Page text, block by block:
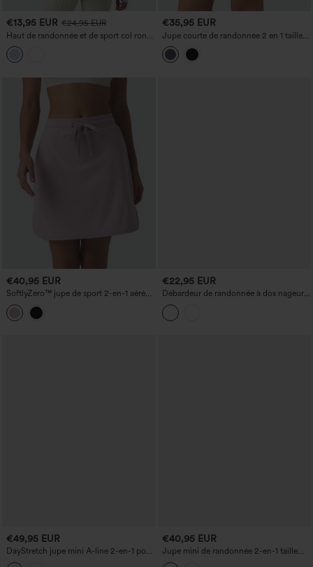
€13,95 EUR €24,95 EUR
Haut de randonnée et de sport col rond,
manches longues avec passe-pouce,
toucher frais — UPF40+
€35,95 EUR
Jupe courte de randonnée 2 en 1 taille
haute à ourlet arrondi avec poches
€40,95 EUR
SoftlyZero™ jupe de sport 2-en-1 aérée,
taille mi-haute, cordon de serrage,
ourlet arrondi, tissu au toucher frais,
avec poches
€22,95 EUR
Débardeur de randonnée à dos nageur
avec ourlet
€49,95 EUR
DayStretch jupe mini A-line 2-en-1 pour
le golf, taille mi-haute, avec poches
€40,95 EUR
Jupe mini de randonnée 2-en-1 taille
haute à ourlet arrondi avec poches